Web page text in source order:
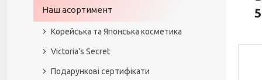
Наш асортимент
Корейська та Японська косметика
Victoria's Secret
Подарункові сертифікати